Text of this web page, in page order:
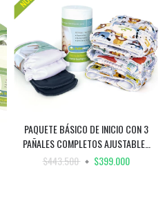
PAQUETE BÁSICO DE INICIO CON 3
PAÑALES COMPLETOS AJUSTABLES
ESTAMPADOS + 2 ABSORBENTES + 2
$443.500 $399.000